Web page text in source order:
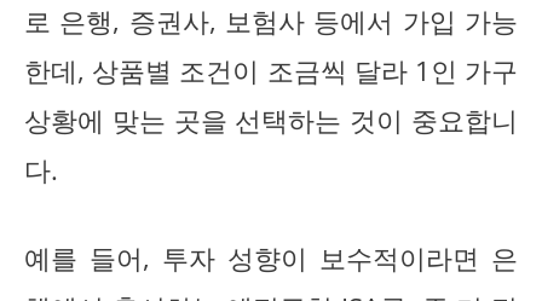
로 은행, 증권사, 보험사 등에서 가입 가능
한데, 상품별 조건이 조금씩 달라 1인 가구
상황에 맞는 곳을 선택하는 것이 중요합니
다.
예를 들어, 투자 성향이 보수적이라면 은